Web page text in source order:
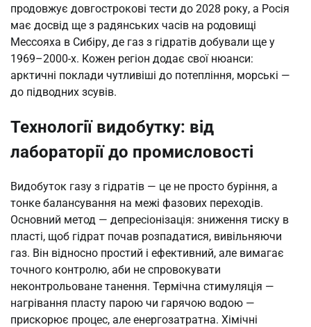
продовжує довгострокові тести до 2028 року, а Росія
має досвід ще з радянських часів на родовищі
Мессояха в Сибіру, де газ з гідратів добували ще у
1969–2000-х. Кожен регіон додає свої нюанси:
арктичні поклади чутливіші до потепління, морські —
до підводних зсувів.
Технології видобутку: від
лабораторії до промисловості
Видобуток газу з гідратів — це не просто буріння, а
тонке балансування на межі фазових переходів.
Основний метод — депресіонізація: зниження тиску в
пласті, щоб гідрат почав розпадатися, вивільняючи
газ. Він відносно простий і ефективний, але вимагає
точного контролю, аби не спровокувати
неконтрольоване танення. Термічна стимуляція —
нагрівання пласту парою чи гарячою водою —
прискорює процес, але енергозатратна. Хімічні